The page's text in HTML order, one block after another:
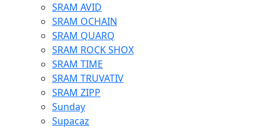
SRAM AVID
SRAM OCHAIN
SRAM QUARQ
SRAM ROCK SHOX
SRAM TIME
SRAM TRUVATIV
SRAM ZIPP
Sunday
Supacaz